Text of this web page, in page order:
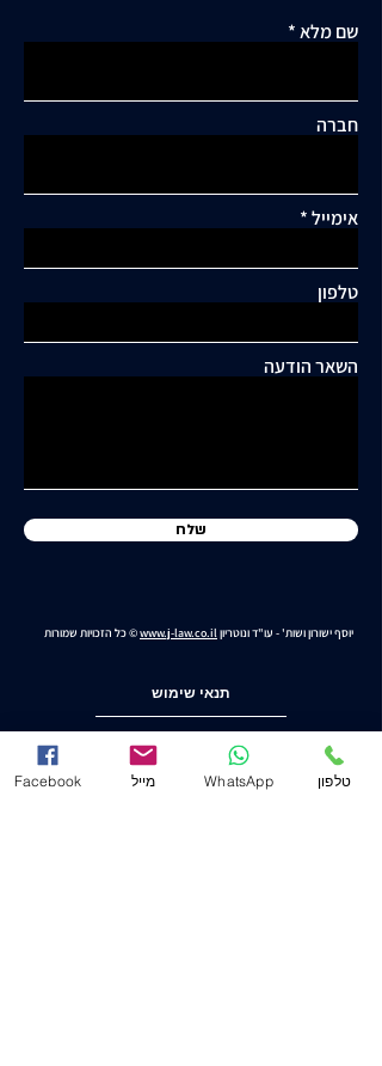
כלואה ובסיכון תחבורתי
תגובות
שם מלא
חברה
אימייל
טלפון
השאר הודעה
שלח
יוסף ישורון ושות' - עו"ד ונוטריוןwww.j-law.co.il© כל הזכויות שמורות
תנאי שימוש
מדיניות ופרטיות
Facebook מייל WhatsApp טלפון